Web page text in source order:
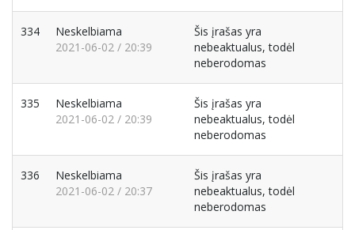
334
Neskelbiama
2021-06-02 / 20:39
Šis įrašas yra
nebeaktualus, todėl
neberodomas
335
Neskelbiama
2021-06-02 / 20:39
Šis įrašas yra
nebeaktualus, todėl
neberodomas
336
Neskelbiama
2021-06-02 / 20:37
Šis įrašas yra
nebeaktualus, todėl
neberodomas